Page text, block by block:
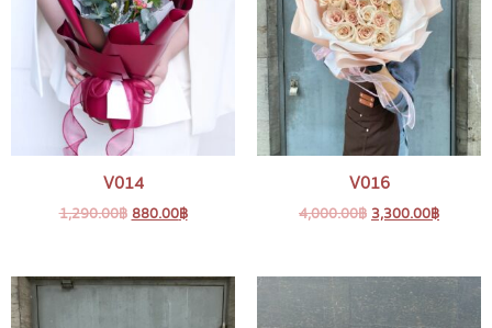
V014
1,290.00฿ 880.00฿
V016
4,000.00฿ 3,300.00฿